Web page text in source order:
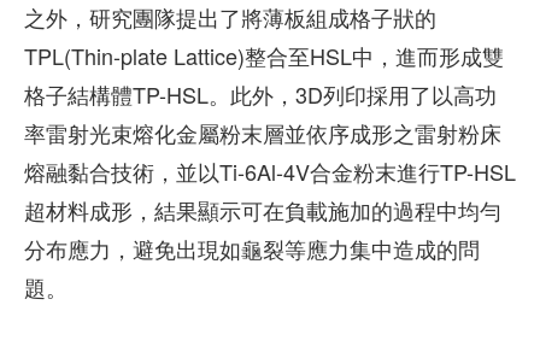
之外，研究團隊提出了將薄板組成格子狀的
TPL(Thin-plate Lattice)整合至HSL中，進而形成雙
格子結構體TP-HSL。此外，3D列印採用了以高功
率雷射光束熔化金屬粉末層並依序成形之雷射粉床
熔融黏合技術，並以Ti-6Al-4V合金粉末進行TP-HSL
超材料成形，結果顯示可在負載施加的過程中均勻
分布應力，避免出現如龜裂等應力集中造成的問
題。